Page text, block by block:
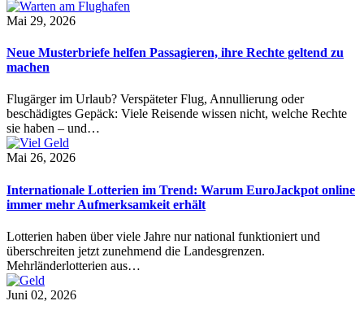
Mai 29, 2026
Neue Musterbriefe helfen Passagieren, ihre Rechte geltend zu
machen
Flugärger im Urlaub? Verspäteter Flug, Annullierung oder
beschädigtes Gepäck: Viele Reisende wissen nicht, welche Rechte
sie haben – und…
Mai 26, 2026
Internationale Lotterien im Trend: Warum EuroJackpot online
immer mehr Aufmerksamkeit erhält
Lotterien haben über viele Jahre nur national funktioniert und
überschreiten jetzt zunehmend die Landesgrenzen.
Mehrländerlotterien aus…
Juni 02, 2026